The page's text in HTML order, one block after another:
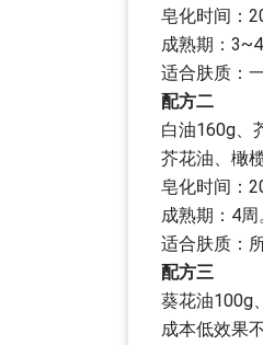
皂化时间：
成熟期：3~4
适合肤质：
配方二
白油160g、
芥花油、橄
皂化时间：
成熟期：4周
适合肤质：
配方三
葵花油100g
成本低效果